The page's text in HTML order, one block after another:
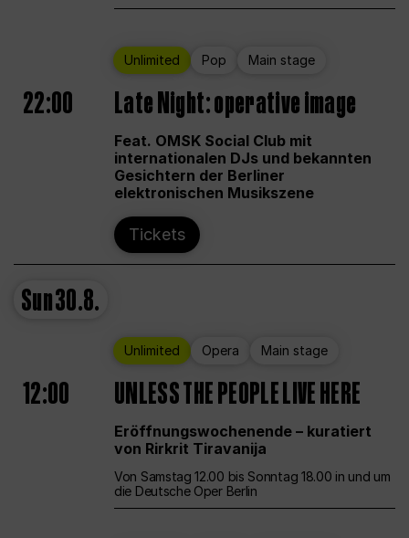
Unlimited Pop Main stage
22:00 Late Night: operative image
Feat. OMSK Social Club mit
internationalen DJs und bekannten
Gesichtern der Berliner
elektronischen Musikszene
Tickets
Sun30.8.
Unlimited Opera Main stage
12:00 UNLESS THE PEOPLE LIVE HERE
Eröffnungswochenende – kuratiert
von Rirkrit Tiravanija
Von Samstag 12.00 bis Sonntag 18.00 in und um
die Deutsche Oper Berlin